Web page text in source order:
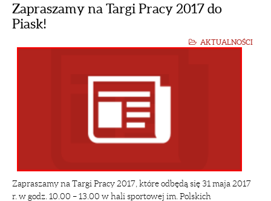
Zapraszamy na Targi Pracy 2017 do
Piask!
AKTUALNOŚCI
Zapraszamy na Targi Pracy 2017, które odbędą się 31 maja 2017
r. w godz. 10.00 – 13.00 w hali sportowej im. Polskich